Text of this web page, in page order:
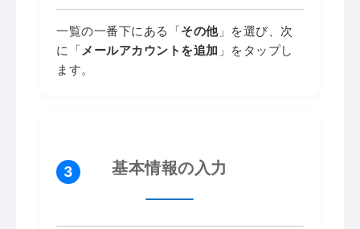
一覧の一番下にある「その他」を選び、次
に「メールアカウントを追加 」をタップし
ます。
3 基本情報の入力